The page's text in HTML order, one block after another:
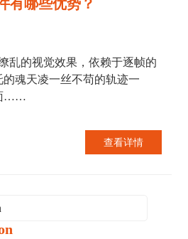
有哪些优势？
乱的视觉效果，依赖于逐帧的
魂天凌一丝不苟的轨迹一
……
查看详情